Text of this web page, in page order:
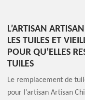
L’ARTISAN
LES TUILES ET
POUR QU’ELLES
TUILES
Le remplacement de
pour l’artisan Artisan